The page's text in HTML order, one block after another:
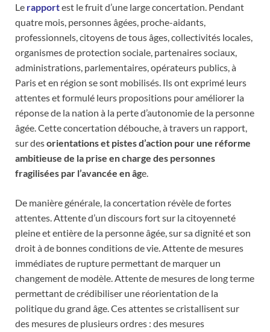
Le rapportest le fruit d’une large concertation. Pendant
quatre mois, personnes âgées, proche-aidants,
professionnels, citoyens de tous âges, collectivités locales,
organismes de protection sociale, partenaires sociaux,
administrations, parlementaires, opérateurs publics, à
Paris et en région se sont mobilisés. Ils ont exprimé leurs
attentes et formulé leurs propositions pour améliorer la
réponse de la nation à la perte d’autonomie de la personne
âgée. Cette concertation débouche, à travers un rapport,
sur desorientations et pistes d’action pour une réforme
ambitieuse de la prise en charge des personnes
fragilisées par l’avancée en âge.
De manière générale, la concertation révèle de fortes
attentes. Attente d’un discours fort sur la citoyenneté
pleine et entière de la personne âgée, sur sa dignité et son
droit à de bonnes conditions de vie. Attente de mesures
immédiates de rupture permettant de marquer un
changement de modèle. Attente de mesures de long terme
permettant de crédibiliser une réorientation de la
politique du grand âge. Ces attentes se cristallisent sur
des mesures de plusieurs ordres : des mesures